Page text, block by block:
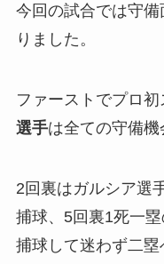
今回の試合では守
りました。
ファーストでプロ
選手は全ての守備機
2回裏はガルシア選
捕球、5回裏1死一
捕球して迷わず二塁